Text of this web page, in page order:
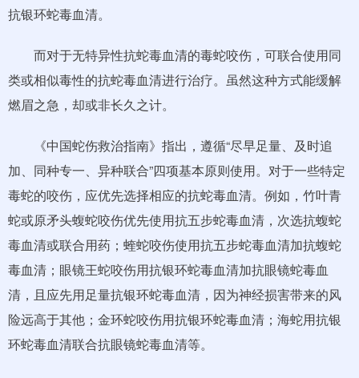
抗银环蛇毒血清。
而对于无特异性抗蛇毒血清的毒蛇咬伤，可联合使用同
类或相似毒性的抗蛇毒血清进行治疗。虽然这种方式能缓解
燃眉之急，却或非长久之计。
《中国蛇伤救治指南》指出，遵循“尽早足量、及时追
加、同种专一、异种联合”四项基本原则使用。对于一些特定
毒蛇的咬伤，应优先选择相应的抗蛇毒血清。例如，竹叶青
蛇或原矛头蝮蛇咬伤优先使用抗五步蛇毒血清，次选抗蝮蛇
毒血清或联合用药；蝰蛇咬伤使用抗五步蛇毒血清加抗蝮蛇
毒血清；眼镜王蛇咬伤用抗银环蛇毒血清加抗眼镜蛇毒血
清，且应先用足量抗银环蛇毒血清，因为神经损害带来的风
险远高于其他；金环蛇咬伤用抗银环蛇毒血清；海蛇用抗银
环蛇毒血清联合抗眼镜蛇毒血清等。